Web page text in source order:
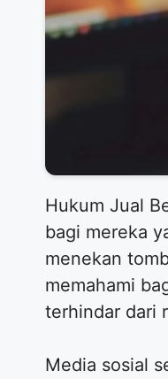
​Hukum Jual
bagi mereka
menekan
memahami
terhindar dari
​Media sosial